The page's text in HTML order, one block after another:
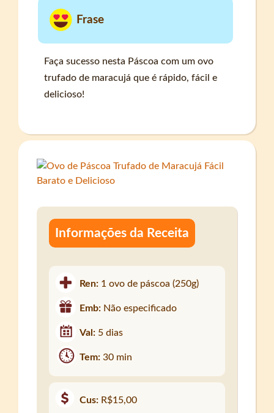
Frase
Faça sucesso nesta Páscoa com um ovo
trufado de maracujá que é rápido, fácil e
delicioso!
Informações da Receita
Ren: 1 ovo de páscoa (250g)
Emb: Não especificado
Val: 5 dias
Tem:30 min
Cus: R$15,00